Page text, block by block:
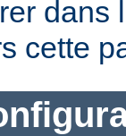
dans
cette